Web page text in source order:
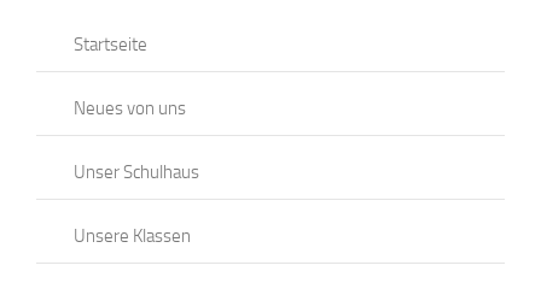
Startseite
Neues von uns
Unser Schulhaus
Unsere Klassen